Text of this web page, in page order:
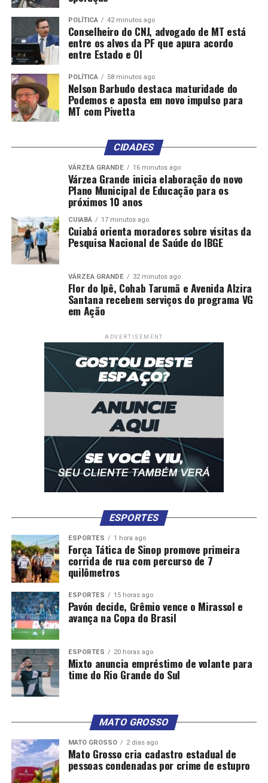
POLÍTICA 42 minutos ago
Conselheiro do CNJ, advogado de MT está
entre os alvos da PF que apura acordo
entre Estado e OI
POLÍTICA 58 minutos ago
Nelson Barbudo destaca maturidade do
Podemos e aposta em novo impulso para
MT com Pivetta
CIDADES
VÁRZEA GRANDE 16 minutos ago
Várzea Grande inicia elaboração do novo
Plano Municipal de Educação para os
próximos 10 anos
CUIABÁ 17 minutos ago
Cuiabá orienta moradores sobre visitas da
Pesquisa Nacional de Saúde do IBGE
VÁRZEA GRANDE 32 minutos ago
Flor do Ipê, Cohab Tarumã e Avenida Alzira
Santana recebem serviços do programa VG
em Ação
ADVERTISEMENT
ESPORTES
ESPORTES 1 hora ago
Força Tática de Sinop promove primeira
corrida de rua com percurso de 7
quilômetros
ESPORTES 15 horas ago
Pavón decide, Grêmio vence o Mirassol e
avança na Copa do Brasil
ESPORTES 20 horas ago
Mixto anuncia empréstimo de volante para
time do Rio Grande do Sul
MATO GROSSO
MATO GROSSO 2 dias ago
Mato Grosso cria cadastro estadual de
pessoas condenadas por crime de estupro